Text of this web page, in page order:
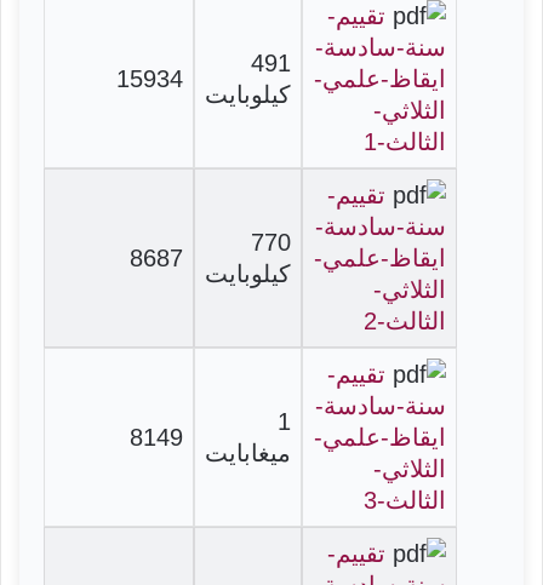
تقييم-
سنة-سادسة-
ايقاظ-علمي-
الثلاثي-
الثالث-1
491
كيلوبايت
15934
تقييم-
سنة-سادسة-
ايقاظ-علمي-
الثلاثي-
الثالث-2
770
كيلوبايت
8687
تقييم-
سنة-سادسة-
ايقاظ-علمي-
الثلاثي-
الثالث-3
1
ميغابايت
8149
تقييم-